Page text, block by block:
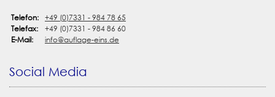
Telefon: +49 (0)7331 - 984 78 65
Telefax:
+49 (0)7331 - 984 86 60
E-Mail:
info@auflage-eins.de
Social Media